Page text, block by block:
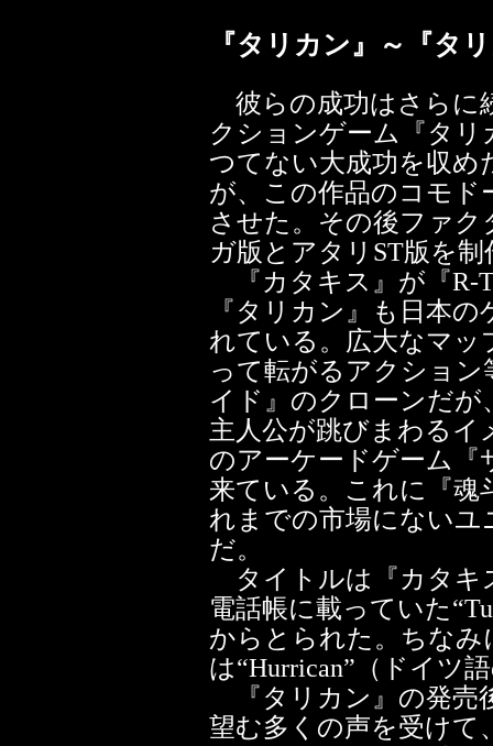
『タリカン』～『タ
彼らの成功はさらに
クションゲーム『タリ
つてない大成功を収め
が、この作品のコモド
させた。その後ファ
ガ版とアタリST版を制
『カタキス』が『R-
『タリカン』も日本
れている。広大なマッ
って転がるアクショ
イド』のクローンだが
主人公が跳びまわるイ
のアーケードゲーム
来ている。これに『魂
れまでの市場にないユ
だ。
タイトルは『カタキ
電話帳に載っていた
からとられた。ちな
は“Hurrican”（ドイツ
『タリカン』の発売
望む多くの声を受けて